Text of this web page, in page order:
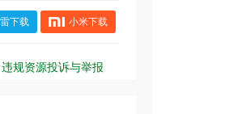
下载 小米下载
规资源投诉与举报